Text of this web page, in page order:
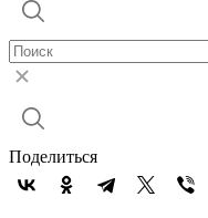
Поделиться